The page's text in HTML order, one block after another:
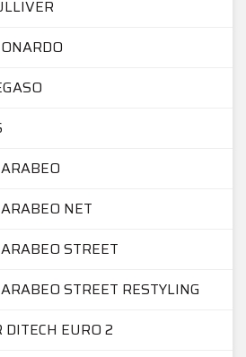
NET
STREET
STREET RESTYLING
DITECH EURO 2